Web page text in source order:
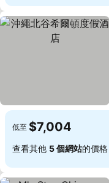
低至 $7,004
查看其他 5 個網站的價格